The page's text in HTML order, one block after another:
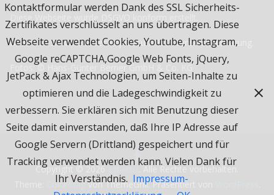
Diese Webseite wurde
Beachten Sie bitte unserImpressum & Datenschutzerklärung.
Fotos: © Hans-Günter Berner GmbH & Co. KG
Copyright © 2026
ColorMagvon ThemeGrill. Präsentiert von
Kontaktformular werden Dank des SSL Sicherheits-
Zertifikates verschlüsselt an uns übertragen. Diese
Webseite verwendet Cookies, Youtube, Instagram,
Google reCAPTCHA,Google Web Fonts, jQuery,
JetPack & Ajax Technologien, um Seiten-Inhalte zu
optimieren und die Ladegeschwindigkeit zu
verbessern. Sie erklären sich mit Benutzung dieser
Seite damit einverstanden, daß Ihre IP Adresse auf
Google Servern (Drittland) gespeichert und für
Tracking verwendet werden kann. Vielen Dank für
Ihr Verständnis. Impressum-